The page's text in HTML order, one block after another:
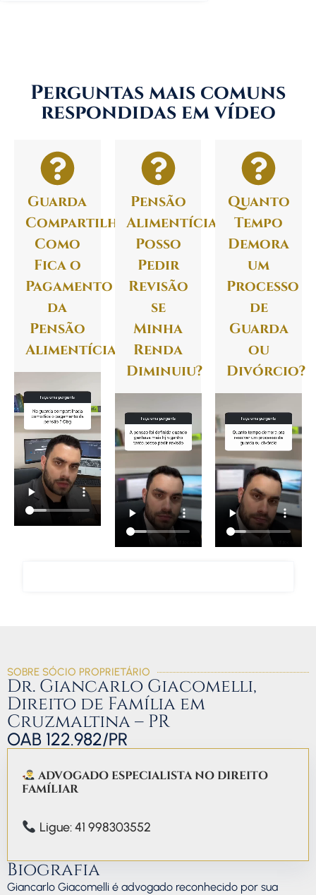
Perguntas mais comuns
respondidas em vídeo
Guarda
Compartilhada:
Como
Fica o
Pagamento
da
Pensão
Alimentícia?
Pensão
Alimentícia:
Posso
Pedir
Revisão
se
Minha
Renda
Diminuiu?
Quanto
Tempo
Demora
um
Processo
de
Guarda
ou
Divórcio?
SOBRE SÓCIO PROPRIETÁRIO
Dr. Giancarlo Giacomelli,
Direito de Família em
Cruzmaltina – PR
OAB 122.982/PR
ADVOGADO ESPECIALISTA NO DIREITO
FAMÍLIAR
Ligue: 41 998303552
Biografia
Giancarlo Giacomelli é advogado reconhecido por sua